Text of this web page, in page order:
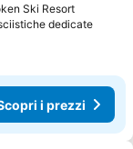
Ski Resort
dedicate
i prezzi